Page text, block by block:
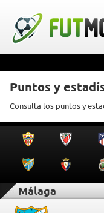
Puntos y
Consulta los puntos y
Málaga